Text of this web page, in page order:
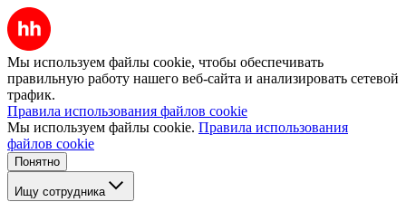
Мы используем файлы cookie, чтобы обеспечивать
правильную работу нашего веб-сайта и анализировать сетевой
трафик.
Правила использования файлов cookie
Мы используем файлы cookie. Правила использования
файлов cookie
Понятно
Ищу сотрудника